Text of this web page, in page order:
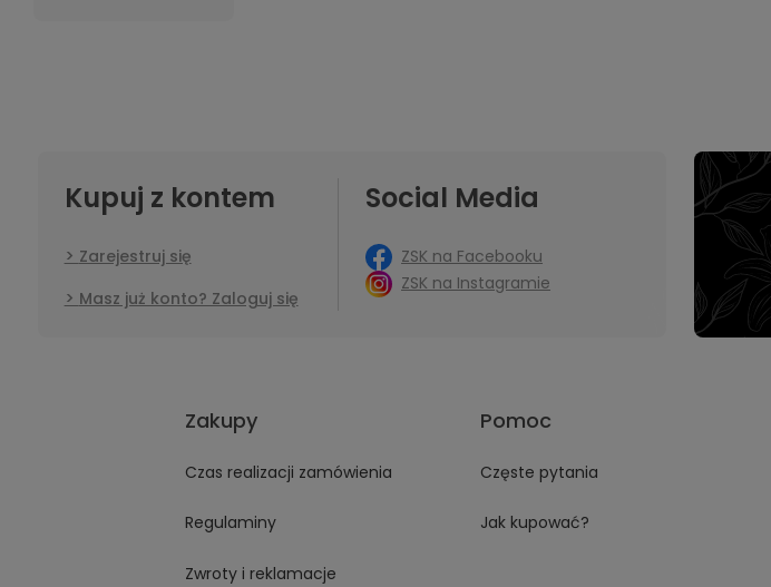
Kupuj z kontem
Zarejestruj się
Masz już konto? Zaloguj się
Social Media
ZSK na Facebooku
ZSK na Instagramie
Zakupy
Czas realizacji zamówienia
Regulaminy
Zwroty i reklamacje
Pomoc
Częste pytania
Jak kupować?